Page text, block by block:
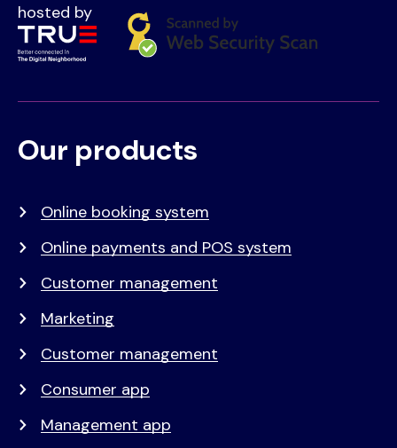
hosted by
Voet
Primair
Our products
Online booking system
Online payments and POS system
Customer management
Marketing
Customer management
Consumer app
Management app